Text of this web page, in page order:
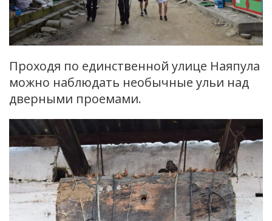
Проходя по единственной улице Наяпула
можно наблюдать необычные ульи над
дверными проемами.